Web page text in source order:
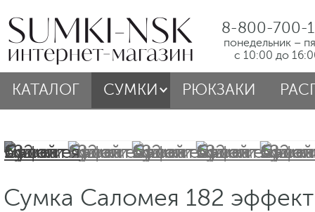
8-800-700-
понедельник –
с 10:00 до
КАТАЛОГ СУМКИ РЮКЗАКИ
Сумка Саломея 182